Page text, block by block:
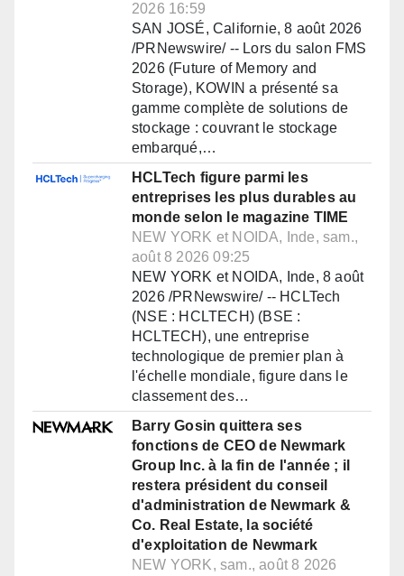
2026 16:59
SAN JOSÉ, Californie, 8 août 2026
/PRNewswire/ -- Lors du salon FMS
2026 (Future of Memory and
Storage), KOWIN a présenté sa
gamme complète de solutions de
stockage : couvrant le stockage
embarqué,…
HCLTech figure parmi les
entreprises les plus durables au
monde selon le magazine TIME
NEW YORK et NOIDA, Inde, sam.,
août 8 2026 09:25
NEW YORK et NOIDA, Inde, 8 août
2026 /PRNewswire/ -- HCLTech
(NSE : HCLTECH) (BSE :
HCLTECH), une entreprise
technologique de premier plan à
l'échelle mondiale, figure dans le
classement des…
Barry Gosin quittera ses
fonctions de CEO de Newmark
Group Inc. à la fin de l'année ; il
restera président du conseil
d'administration de Newmark &
Co. Real Estate, la société
d'exploitation de Newmark
NEW YORK, sam., août 8 2026